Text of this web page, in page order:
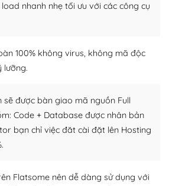
đồng lớn, sẵn sàng hỗ trợ
duyệt bởi các nhân viên và những
WordPress, họ sẽ giúp bạn trả
bạn.
sẵn sàng hỗ trợ bạn
load nhanh nhẹ tối ưu với các công cụ
100% không virus, không mã độc
lưỡng.
sẽ được bàn giao mã nguồn Full
Code + Database được nhân bản
bạn chỉ việc đăt cài đặt lên Hosting
Flatsome nên dễ dàng sử dụng với